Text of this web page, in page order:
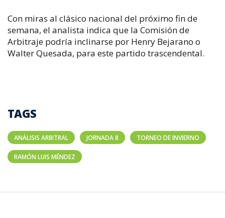
Con miras al clásico nacional del próximo fin de
semana, el analista indica que la Comisión de
Arbitraje podría inclinarse por Henry Bejarano o
Walter Quesada, para este partido trascendental.
TAGS
ANÁLISIS ARBITRAL JORNADA 8 TORNEO DE INVIERNO
RAMÓN LUIS MÉNDEZ